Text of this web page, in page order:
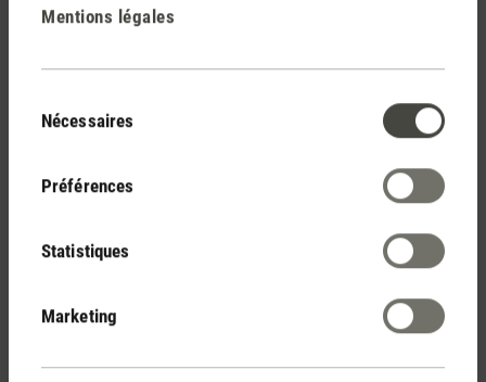
Mentions légales
du
Nécessaires
Préférences
Statistiques
Marketing